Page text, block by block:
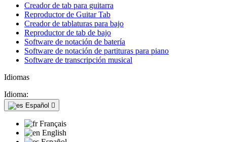
Creador de tab para guitarra
Reproductor de Guitar Tab
Creador de tablaturas para bajo
Reproductor de tab de bajo
Software de notación de batería
Software de notación de partituras para piano
Software de transcripción musical
Idiomas
Idioma:
Español 
Français
English